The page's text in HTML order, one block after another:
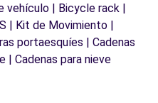
vehículo | Bicycle rack |
| Kit de Movimiento |
portaesquíes | Cadenas
| Cadenas para nieve